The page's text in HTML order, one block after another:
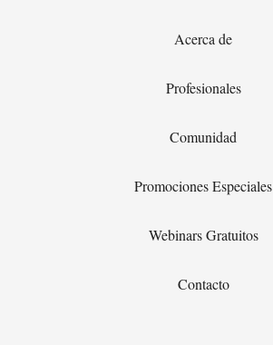
Acerca de
Profesionales
Comunidad
Promociones Especiales
Webinars Gratuitos
Contacto